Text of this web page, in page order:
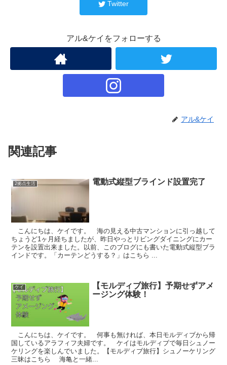
Twitter
アル&ケイをフォローする
アル&ケイ
関連記事
2拠点生活 電動式縦型ブラインド設置完了
こんにちは、ケイです。 海の見える中古マンションに引っ越して
ちょうど1ヶ月経ちましたが、昨日やっとリビングダイニングにカー
テンを設置出来ました。以前、このブログにも書いた電動式縦型ブラ
インドです。「カーテンどうする？」はこちら ...
ケイ
【モルディブ旅行】予期せずアメ
ージング体験！
こんにちは、ケイです。 何事も無ければ、本日モルディブから帰
国しているアラフィフ夫婦です。 ケイはモルディブで毎日シュノー
ケリングを楽しんでいました。【モルディブ旅行】シュノーケリング
三昧はこちら 海亀と一緒...